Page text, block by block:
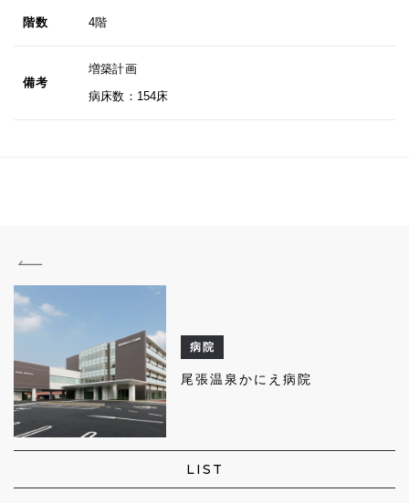
階数 4階
備考
増築計画
病床数：154床
病院
尾張温泉かにえ病院
LIST